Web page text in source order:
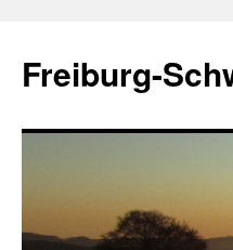
springen
Freiburg-